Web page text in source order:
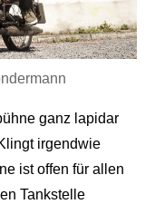
ganz lapidar
irgendwie
ist offen für allen
Tankstelle